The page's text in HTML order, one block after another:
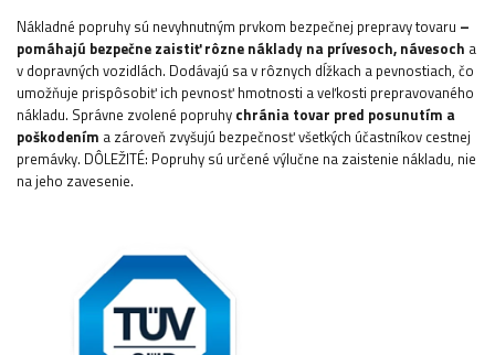
Nákladné popruhy sú nevyhnutným prvkom bezpečnej prepravy tovaru –
pomáhajú bezpečne zaistiť rôzne náklady na prívesoch, návesoch a
v dopravných vozidlách. Dodávajú sa v rôznych dĺžkach a pevnostiach, čo
umožňuje prispôsobiť ich pevnosť hmotnosti a veľkosti prepravovaného
nákladu. Správne zvolené popruhy chránia tovar pred posunutím a
poškodením a zároveň zvyšujú bezpečnosť všetkých účastníkov cestnej
premávky. DÔLEŽITÉ: Popruhy sú určené výlučne na zaistenie nákladu, nie
na jeho zavesenie.